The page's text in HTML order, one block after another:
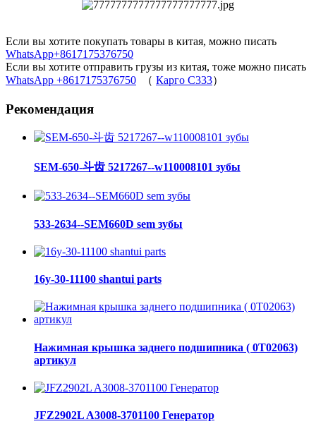
Если вы хотите покупать товары в китая, можно писать
WhatsApp+8617175376750
Если вы хотите отправить грузы из китая, тоже можно писать
WhatsApp +8617175376750 （ Карго C333）
Рекомендация
SEM-650-斗齿 5217267--w110008101 зубы
533-2634--SEM660D sem зубы
16y-30-11100 shantui parts
Нажимная крышка заднего подшипника ( 0Т02063)
артикул
JFZ2902L A3008-3701100 Генератор